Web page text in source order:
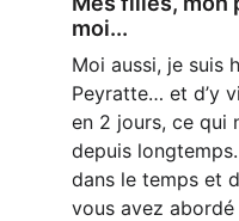
moi...
Moi aussi, je suis
Peyratte… et d’y
en 2 jours, ce qui
depuis longtemps.
dans le temps et
vous avez